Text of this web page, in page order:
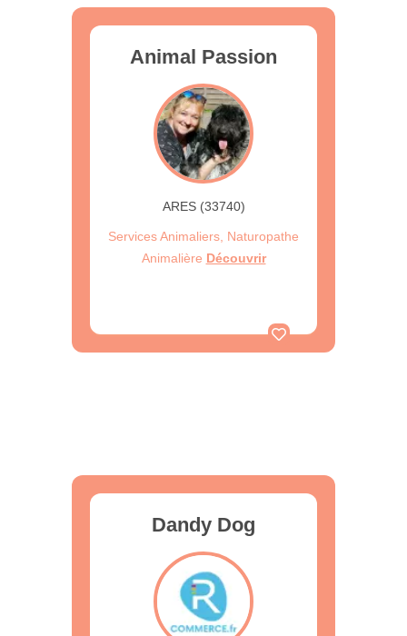
Animal Passion
ARES (33740)
Services Animaliers, Naturopathe
Animalière Découvrir
Dandy Dog